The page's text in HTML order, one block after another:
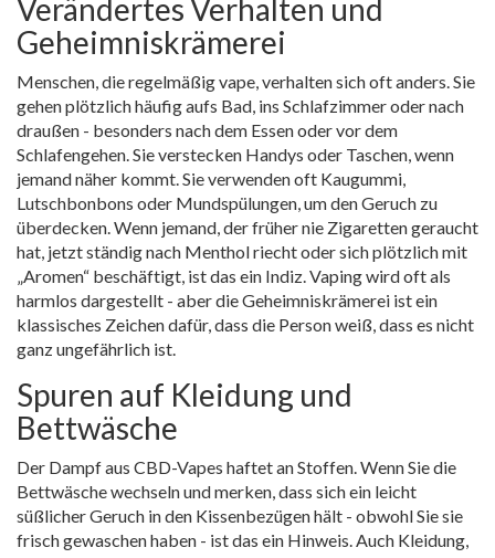
Verändertes Verhalten und
Geheimniskrämerei
Menschen, die regelmäßig vape, verhalten sich oft anders. Sie
gehen plötzlich häufig aufs Bad, ins Schlafzimmer oder nach
draußen - besonders nach dem Essen oder vor dem
Schlafengehen. Sie verstecken Handys oder Taschen, wenn
jemand näher kommt. Sie verwenden oft Kaugummi,
Lutschbonbons oder Mundspülungen, um den Geruch zu
überdecken. Wenn jemand, der früher nie Zigaretten geraucht
hat, jetzt ständig nach Menthol riecht oder sich plötzlich mit
„Aromen“ beschäftigt, ist das ein Indiz. Vaping wird oft als
harmlos dargestellt - aber die Geheimniskrämerei ist ein
klassisches Zeichen dafür, dass die Person weiß, dass es nicht
ganz ungefährlich ist.
Spuren auf Kleidung und
Bettwäsche
Der Dampf aus CBD-Vapes haftet an Stoffen. Wenn Sie die
Bettwäsche wechseln und merken, dass sich ein leicht
süßlicher Geruch in den Kissenbezügen hält - obwohl Sie sie
frisch gewaschen haben - ist das ein Hinweis. Auch Kleidung,